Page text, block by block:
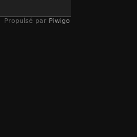
Propulsé par Piwigo